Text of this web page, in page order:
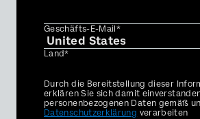
Geschäfts-E-Mail*
Land*
Privacy
Optin
Durch die Bereitstellung dieser
erklären Sie sich damit
personenbezogenen Daten gemäß
Datenschutzerklärung verarbeiten